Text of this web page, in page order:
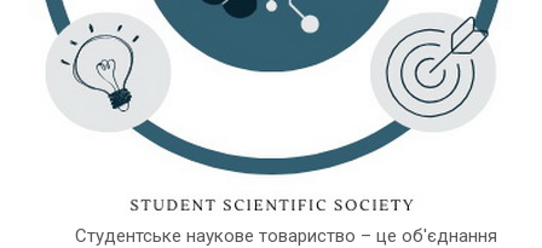
Студентське наукове товариство – це об'єднання